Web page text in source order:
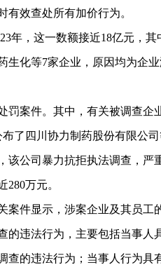
效查处所有加价行为。
年，这一数额接近18亿元，其
生化等7家企业，原因均为企
罚案件。其中，有关被调查企
了四川协力制药股份有限公
该公司暴力抗拒执法调查，严
万元。
案件显示，涉案企业及其员工
的违法行为，主要包括当事人
查的违法行为；当事人行为具